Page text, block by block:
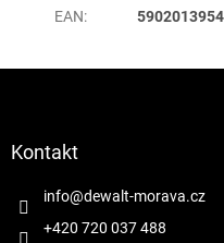
EAN:
Kontakt
info@dewalt-morava.cz
+420 720 037 488